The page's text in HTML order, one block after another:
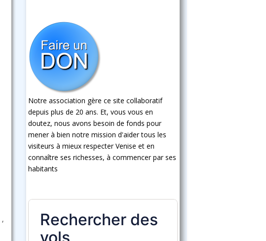
,
Notre association gère ce site collaboratif
depuis plus de 20 ans. Et, vous vous en
doutez, nous avons besoin de fonds pour
mener à bien notre mission d'aider tous les
visiteurs à mieux respecter Venise et en
connaître ses richesses, à commencer par ses
habitants